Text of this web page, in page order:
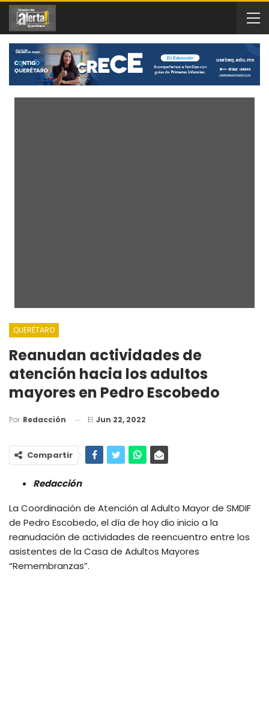
QUERÉTARO
Reanudan actividades de
atención hacia los adultos
mayores en Pedro Escobedo
Por Redacción El Jun 22, 2022
Compartir
Redacción
La Coordinación de Atención al Adulto Mayor de SMDIF
de Pedro Escobedo, el día de hoy dio inicio a la
reanudación de actividades de reencuentro entre los
asistentes de la Casa de Adultos Mayores
“Remembranzas”.